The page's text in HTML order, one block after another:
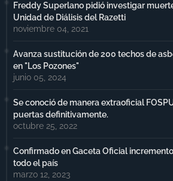
Freddy Superlano pidió investigar
Unidad de Diálisis del Razetti
noviembre 04, 2021
Avanza sustitución de 200 techos de
en "Los Pozones"
junio 05, 2024
Se conoció de manera extraoficial
puertas definitivamente.
octubre 25, 2022
Confirmado en Gaceta Oficial
todo el país
marzo 12, 2023